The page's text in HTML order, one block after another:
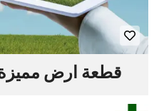
قطعة ارض